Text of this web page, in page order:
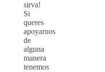
sirva!
Si
queres
apoyarnos
de
alguna
manera
tenemos